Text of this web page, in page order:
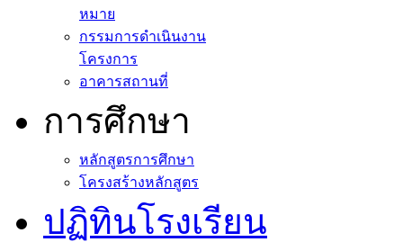
หมาย
กรรมการดำเนินงาน
โครงการ
อาคารสถานที่
การศึกษา
หลักสูตรการศึกษา
โครงสร้างหลักสูตร
ปฏิทินโรงเรียน